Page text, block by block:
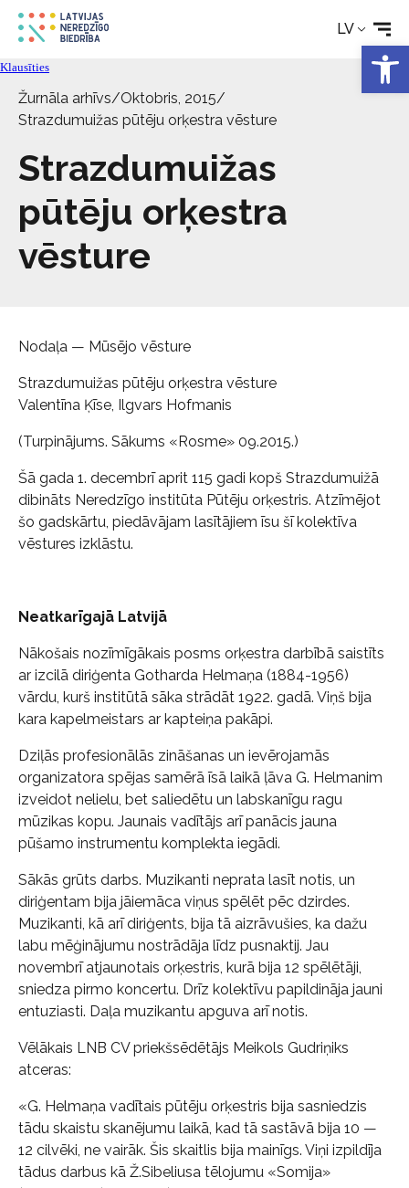
LV
Aktualitātes
Pakalpojumi
Klausīties
Žurnāla arhīvs/Oktobris, 2015/
Strazdumuižas pūtēju orķestra vēsture
Strazdumuižas
pūtēju orķestra
vēsture
Nodaļa — Mūsējo vēsture
Strazdumuižas pūtēju orķestra vēsture
Valentīna Ķīse, Ilgvars Hofmanis
(Turpinājums. Sākums «Rosme» 09.2015.)
Šā gada 1. decembrī aprit 115 gadi kopš Strazdumuižā
dibināts Neredzīgo institūta Pūtēju orķestris. Atzīmējot
šo gadskārtu, piedāvājam lasītājiem īsu šī kolektīva
vēstures izklāstu.
Neatkarīgajā Latvijā
Nākošais nozīmīgākais posms orķestra darbībā saistīts
ar izcilā diriģenta Gotharda Helmaņa (1884-1956)
vārdu, kurš institūtā sāka strādāt 1922. gadā. Viņš bija
kara kapelmeistars ar kapteiņa pakāpi.
Dziļās profesionālās zināšanas un ievērojamās
organizatora spējas samērā īsā laikā ļāva G. Helmanim
izveidot nelielu, bet saliedētu un labskanīgu ragu
mūzikas kopu. Jaunais vadītājs arī panācis jauna
pūšamo instrumentu komplekta iegādi.
Sākās grūts darbs. Muzikanti neprata lasīt notis, un
diriģentam bija jāiemāca viņus spēlēt pēc dzirdes.
Muzikanti, kā arī diriģents, bija tā aizrāvušies, ka dažu
labu mēģinājumu nostrādāja līdz pusnaktij. Jau
novembrī atjaunotais orķestris, kurā bija 12 spēlētāji,
sniedza pirmo koncertu. Drīz kolektīvu papildināja jauni
entuziasti. Daļa muzikantu apguva arī notis.
Vēlākais LNB CV priekšsēdētājs Meikols Gudriņiks
atceras:
«G. Helmaņa vadītais pūtēju orķestris bija sasniedzis
tādu skaistu skanējumu laikā, kad tā sastāvā bija 10 —
12 cilvēki, ne vairāk. Šis skaitlis bija mainīgs. Viņi izpildīja
tādus darbus kā Ž.Sibeliusa tēlojumu «Somija»